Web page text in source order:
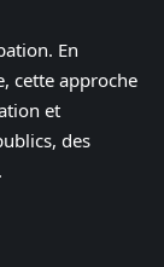
En
cette approche
et
des